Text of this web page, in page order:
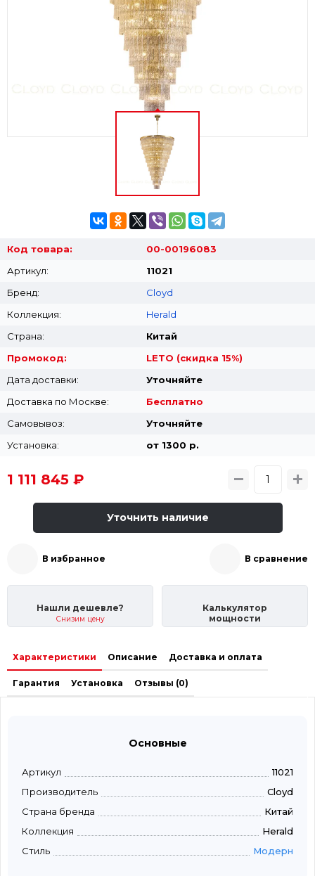
Код товара:
00-00196083
Артикул:
11021
Бренд:
Cloyd
Коллекция:
Herald
Страна:
Китай
Промокод:
LETO (скидка 15%)
Дата доставки:
Уточняйте
Доставка по Москве:
Бесплатно
Самовывоз:
Уточняйте
Установка:
от 1300 p.
1 111 845 ₽
Уточнить наличие
В избранное В сравнение
Нашли дешевле?
Снизим цену
Калькулятор
мощности
Характеристики Описание Доставка и оплата
Гарантия Установка Отзывы (0)
Основные
Артикул
11021
Производитель
Cloyd
Страна бренда
Китай
Коллекция
Herald
Стиль
Модерн